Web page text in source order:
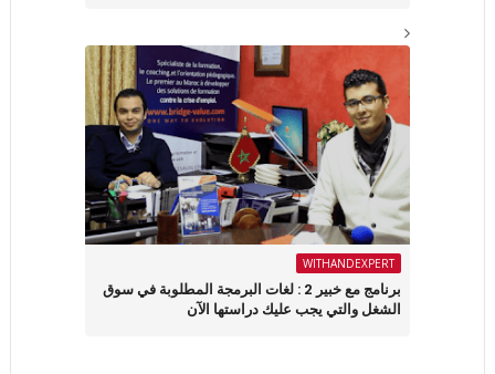
WITHANDEXPERT
برنامج مع خبير 2 : لغات البرمجة المطلوبة في سوق
الشغل والتي يجب عليك دراستها الآن